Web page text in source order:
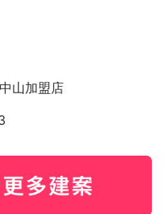
山加盟店